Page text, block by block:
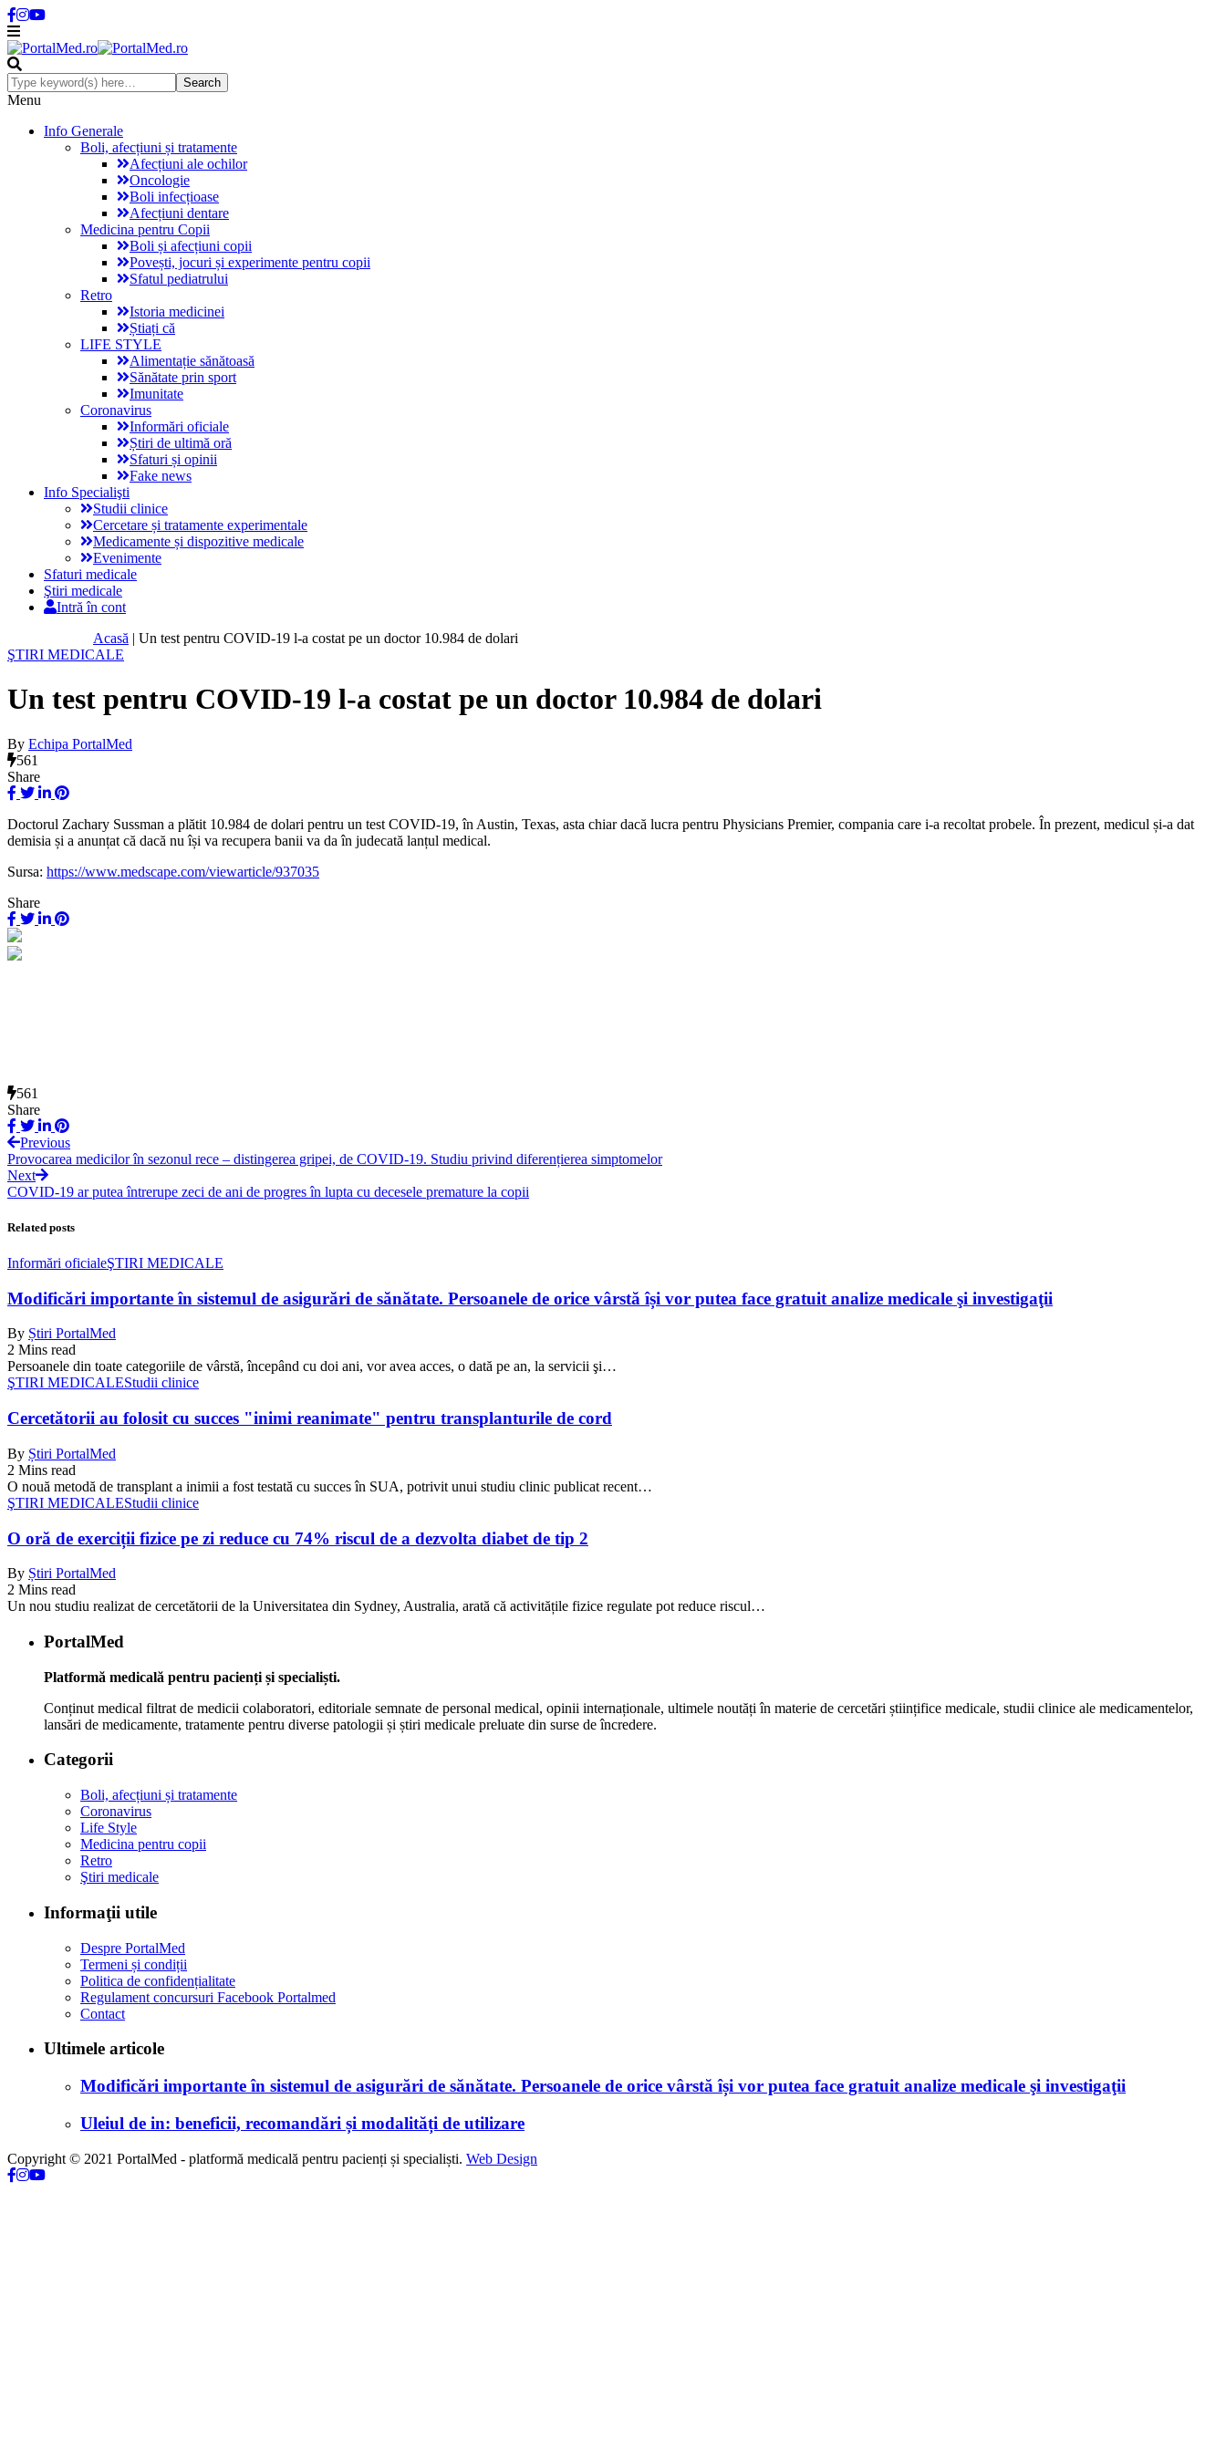
Menu
Info Generale
Boli, afecțiuni și tratamente
Afecțiuni ale ochilor
Oncologie
Boli infecțioase
Afecțiuni dentare
Medicina pentru Copii
Boli și afecțiuni copii
Povești, jocuri și experimente pentru copii
Sfatul pediatrului
Retro
Istoria medicinei
Știați că
LIFE STYLE
Alimentație sănătoasă
Sănătate prin sport
Imunitate
Coronavirus
Informări oficiale
Știri de ultimă oră
Sfaturi și opinii
Fake news
Info Specialişti
Studii clinice
Cercetare și tratamente experimentale
Medicamente și dispozitive medicale
Evenimente
Sfaturi medicale
Ştiri medicale
Intră în cont
Acasă | Un test pentru COVID-19 l-a costat pe un doctor 10.984 de dolari
ŞTIRI MEDICALE
Un test pentru COVID-19 l-a costat pe un doctor 10.984 de dolari
By Echipa PortalMed
561
Share
Doctorul Zachary Sussman a plătit 10.984 de dolari pentru un test COVID-19, în Austin, Texas, asta chiar dacă lucra pentru Physicians Premier, compania care i-a recoltat probele. În prezent, medicul și-a dat
demisia și a anunțat că dacă nu își va recupera banii va da în judecată lanțul medical.
Sursa: https://www.medscape.com/viewarticle/937035
Share
561
Share
Previous
Provocarea medicilor în sezonul rece – distingerea gripei, de COVID-19. Studiu privind diferențierea simptomelor
Next
COVID-19 ar putea întrerupe zeci de ani de progres în lupta cu decesele premature la copii
Related posts
Informări oficialeŞTIRI MEDICALE
Modificări importante în sistemul de asigurări de sănătate. Persoanele de orice vârstă își vor putea face gratuit analize medicale şi investigaţii
By Știri PortalMed
2 Mins read
Persoanele din toate categoriile de vârstă, începând cu doi ani, vor avea acces, o dată pe an, la servicii şi…
ŞTIRI MEDICALEStudii clinice
Cercetătorii au folosit cu succes "inimi reanimate" pentru transplanturile de cord
By Știri PortalMed
2 Mins read
O nouă metodă de transplant a inimii a fost testată cu succes în SUA, potrivit unui studiu clinic publicat recent…
ŞTIRI MEDICALEStudii clinice
O oră de exerciții fizice pe zi reduce cu 74% riscul de a dezvolta diabet de tip 2
By Știri PortalMed
2 Mins read
Un nou studiu realizat de cercetătorii de la Universitatea din Sydney, Australia, arată că activitățile fizice regulate pot reduce riscul…
PortalMed
Platformă medicală pentru pacienți și specialiști.
Conținut medical filtrat de medicii colaboratori, editoriale semnate de personal medical, opinii internaționale, ultimele noutăți în materie de cercetări științifice medicale, studii clinice ale medicamentelor,
lansări de medicamente, tratamente pentru diverse patologii și știri medicale preluate din surse de încredere.
Categorii
Boli, afecțiuni și tratamente
Coronavirus
Life Style
Medicina pentru copii
Retro
Ştiri medicale
Informaţii utile
Despre PortalMed
Termeni și condiții
Politica de confidențialitate
Regulament concursuri Facebook Portalmed
Contact
Ultimele articole
Modificări importante în sistemul de asigurări de sănătate. Persoanele de orice vârstă își vor putea face gratuit analize medicale şi investigaţii
Uleiul de in: beneficii, recomandări și modalități de utilizare
Copyright © 2021 PortalMed - platformă medicală pentru pacienți și specialiști. Web Design